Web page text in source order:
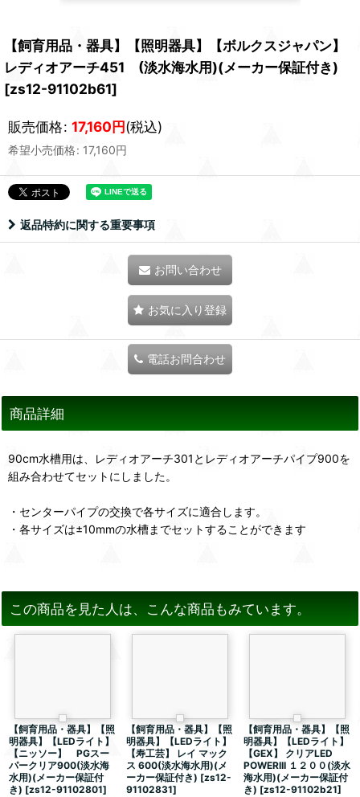
【飼育用品・器具】【照明器具】【ボルクスジャパン】
レディオアーチ451 (淡水海水用)(メーカー保証付き)
[zs12-91102b61]
販売価格: 17,160円(税込)
希望小売価格: 17,160円
返品特約に関する重要事項
お問い合わせ
お気に入り登録
電話お問合わせ
商品詳細
90cm水槽用は、レディオアーチ301とレディオアーチパイプ900を
組み合わせてセットにしました。
・センターパイプの交換で各サイズに適合します。
・各サイズは±10mmの水槽までセットすることができます
この商品を見た人は、こんな商品もみています。
【飼育用品・器具】【照
明器具】【LEDライト】
【ニッソー】 PGスー
パークリア900(淡水海
水用)(メーカー保証付
き) [zs12-91102801]
【飼育用品・器具】【照
明器具】【LEDライト】
【寿工芸】 レイ マック
ス 600(淡水海水用)(メ
ーカー保証付き) [zs12-
91102831]
【飼育用品・器具】【照
明器具】【LEDライト】
【GEX】 クリアLED
POWERIII １２００(淡水
海水用)(メーカー保証付
き) [zs12-91102b21]